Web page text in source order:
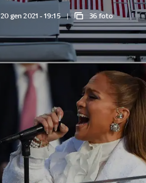
20 gen 2021 - 19:15 36 foto